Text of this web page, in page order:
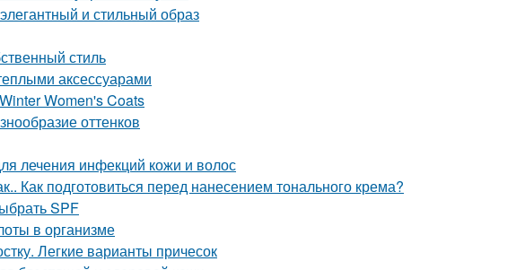
и стильный образ
стиль
аксессуарами
Women's Coats
оттенков
лечения инфекций кожи и волос
Как подготовиться перед нанесением тонального крема?
SPF
в организме
Легкие варианты причесок